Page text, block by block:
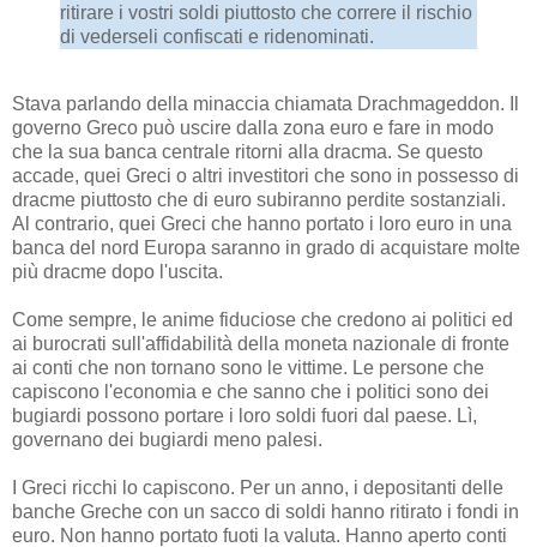
ritirare i vostri soldi piuttosto che correre il rischio
di vederseli confiscati e ridenominati.
Stava parlando della minaccia chiamata Drachmageddon. Il
governo Greco può uscire dalla zona euro e fare in modo
che la sua banca centrale ritorni alla dracma. Se questo
accade, quei Greci o altri investitori che sono in possesso di
dracme piuttosto che di euro subiranno perdite sostanziali.
Al contrario, quei Greci che hanno portato i loro euro in una
banca del nord Europa saranno in grado di acquistare molte
più dracme dopo l'uscita.
Come sempre, le anime fiduciose che credono ai politici ed
ai burocrati sull'affidabilità della moneta nazionale di fronte
ai conti che non tornano sono le vittime. Le persone che
capiscono l'economia e che sanno che i politici sono dei
bugiardi possono portare i loro soldi fuori dal paese. Lì,
governano dei bugiardi meno palesi.
I Greci ricchi lo capiscono. Per un anno, i depositanti delle
banche Greche con un sacco di soldi hanno ritirato i fondi in
euro. Non hanno portato fuoti la valuta. Hanno aperto conti